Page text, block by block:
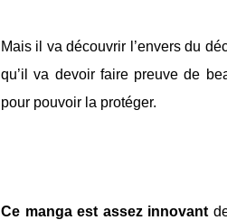
Mais il va découvrir l’envers du
qu’il va devoir faire preuve de
pour pouvoir la protéger.
Ce manga est assez innovant